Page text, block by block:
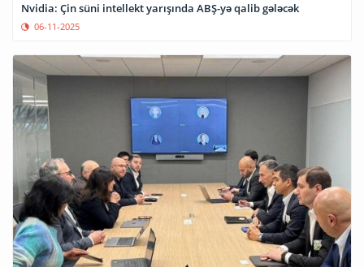
Nvidia: Çin süni intellekt yarışında ABŞ-yə qalib gələcək
06-11-2025